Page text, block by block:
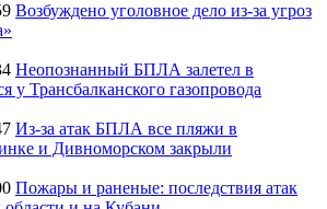
Возбуждено уголовное дело из-за угроз
Неопознанный БПЛА залетел в
у Трансбалканского газопровода
Из-за атак БПЛА все пляжи в
и Дивноморском закрыли
Пожары и раненые: последствия атак